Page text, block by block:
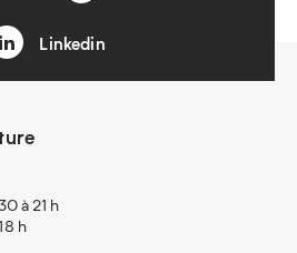
Linkedin
à 21 h
h